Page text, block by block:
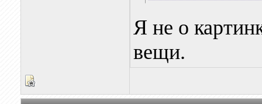
Я не о
вещи.